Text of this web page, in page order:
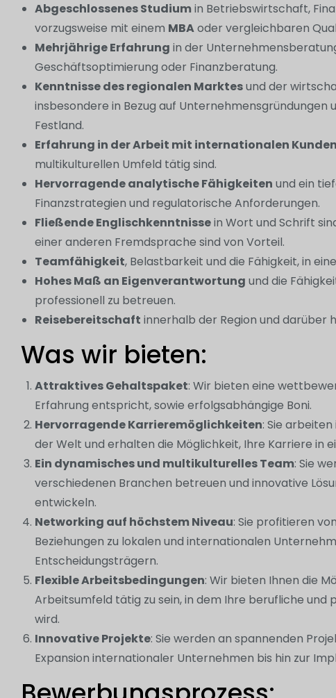
Abgeschlossenes Studiumin Betriebswirtschaft,
vorzugsweise mit einem MBAoder vergleichbaren
Mehrjährige Erfahrung in der
Geschäftsoptimierung oder Finanzberatung.
Kenntnisse des regionalen Marktesund der
insbesondere in Bezug auf Unternehmensgründungen
Festland.
Erfahrung in der Arbeit mit internationalen Kunden
multikulturellen Umfeld tätig sind.
Hervorragende analytische Fähigkeiten und ein
Finanzstrategien und regulatorische Anforderungen.
Fließende Englischkenntnissein Wort und Schrift
einer anderen Fremdsprache sind von Vorteil.
Teamfähigkeit, Belastbarkeit und die Fähigkeit, in
Hohes Maß an Eigenverantwortung und die
professionell zu betreuen.
Reisebereitschaft innerhalb der Region und darüber
Was wir bieten:
Attraktives Gehaltspaket: Wir bieten eine
Erfahrung entspricht, sowie erfolgsabhängige Boni.
Hervorragende Karrieremöglichkeiten: Sie
der Welt und erhalten die Möglichkeit, Ihre Karriere
Ein dynamisches und multikulturelles Team: Sie
verschiedenen Branchen betreuen und innovative
entwickeln.
Networking auf höchstem Niveau: Sie profitieren
Beziehungen zu lokalen und internationalen
Entscheidungsträgern.
Flexible Arbeitsbedingungen: Wir bieten Ihnen die
Arbeitsumfeld tätig zu sein, in dem Ihre berufliche
wird.
Innovative Projekte: Sie werden an spannenden
Expansion internationaler Unternehmen bis hin zur